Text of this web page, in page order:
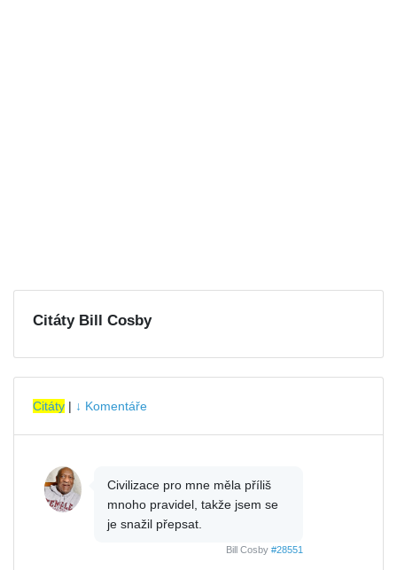
Citáty Bill Cosby
Citáty | ↓ Komentáře
Civilizace pro mne měla příliš
mnoho pravidel, takže jsem se
je snažil přepsat.
Bill Cosby #28551